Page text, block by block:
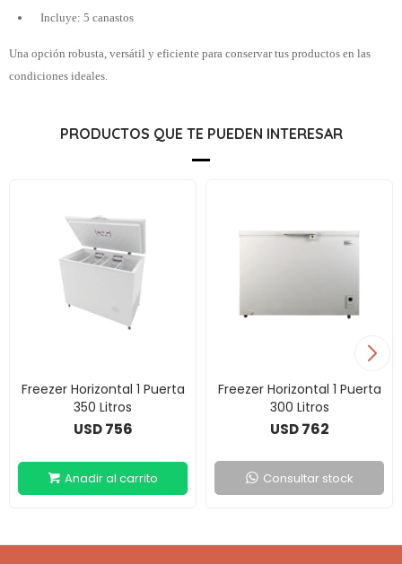
Incluye: 5 canastos
Una opción robusta, versátil y eficiente para conservar tus productos en las
condiciones ideales.
PRODUCTOS QUE TE PUEDEN INTERESAR
Freezer Horizontal 1 Puerta
350 Litros
USD 756
Freezer Horizontal 1 Puerta
300 Litros
USD 762
Consultar stock